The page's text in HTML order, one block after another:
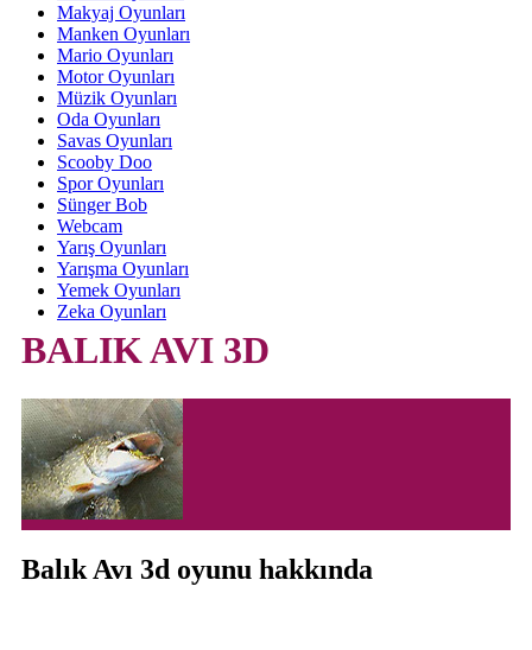
Makyaj Oyunları
Manken Oyunları
Mario Oyunları
Motor Oyunları
Müzik Oyunları
Oda Oyunları
Savas Oyunları
Scooby Doo
Spor Oyunları
Sünger Bob
Webcam
Yarış Oyunları
Yarışma Oyunları
Yemek Oyunları
Zeka Oyunları
BALIK AVI 3D
Balık Avı 3d oyunu hakkında